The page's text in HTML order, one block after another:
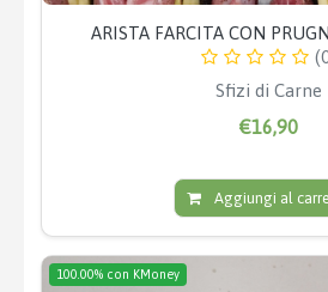
ARISTA FARCITA CON
Sfizi di Carne
€16,90
Aggiungi al
100.00% con KMoney